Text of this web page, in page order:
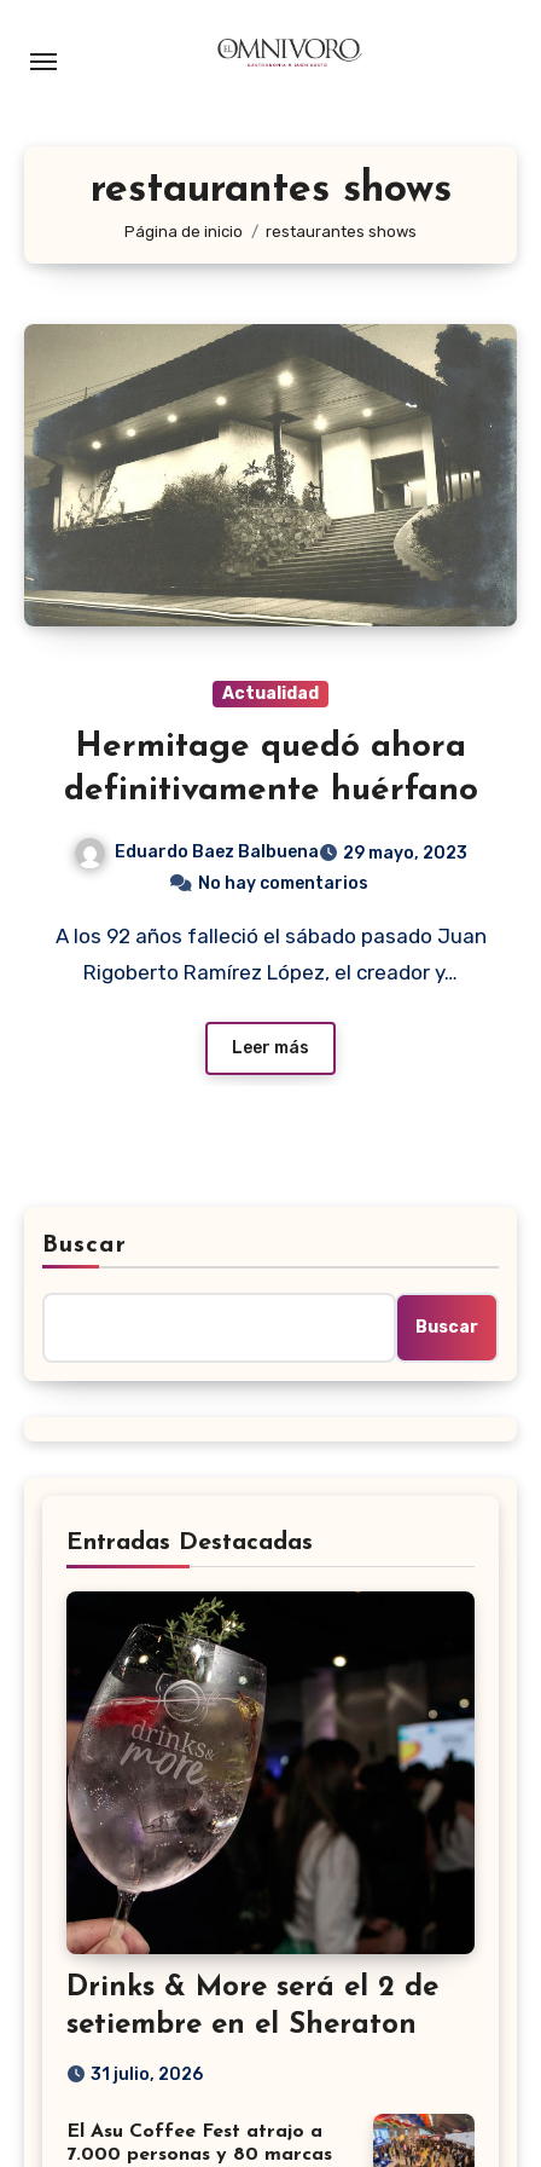
restaurantes shows
Página de inicio restaurantes shows
Actualidad
Hermitage quedó ahora
definitivamente huérfano
Eduardo Baez Balbuena
29 mayo, 2023
No hay comentarios
A los 92 años falleció el sábado pasado Juan
Rigoberto Ramírez López, el creador y…
Leer más
Buscar
Buscar
Entradas Destacadas
Drinks & More será el 2 de
setiembre en el Sheraton
31 julio, 2026
El Asu Coffee Fest atrajo a
7.000 personas y 80 marcas